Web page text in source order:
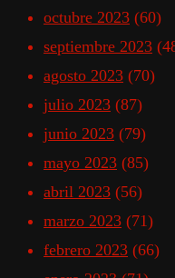
octubre 2023 (60)
septiembre 2023
agosto 2023 (70)
julio 2023 (87)
junio 2023 (79)
mayo 2023 (85)
abril 2023 (56)
marzo 2023 (71)
febrero 2023 (66)